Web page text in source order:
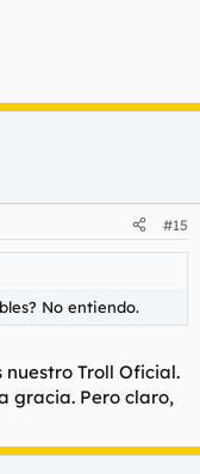
#15
No entiendo.
nuestro Troll Oficial.
gracia. Pero claro,